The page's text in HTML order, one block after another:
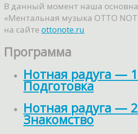
В данный момент наша
«Ментальная музыка OTTO
на сайте ottonote.ru
Программа
Нотная радуга —
Подготовка
Нотная радуга —
Знакомство